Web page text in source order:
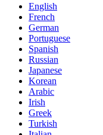
English
French
German
Portuguese
Spanish
Russian
Japanese
Korean
Arabic
Irish
Greek
Turkish